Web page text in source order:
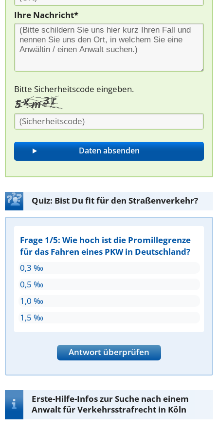
Ihre Nachricht*
Bitte Sicherheitscode eingeben.
Quiz: Bist Du fit für den Straßenverkehr?
Frage 1/5: Wie hoch ist die Promillegrenze
für das Fahren eines PKW in Deutschland?
0,3 ‰
0,5 ‰
1,0 ‰
1,5 ‰
Antwort überprüfen
Erste-Hilfe-Infos zur Suche nach einem
Anwalt für Verkehrsstrafrecht in Köln